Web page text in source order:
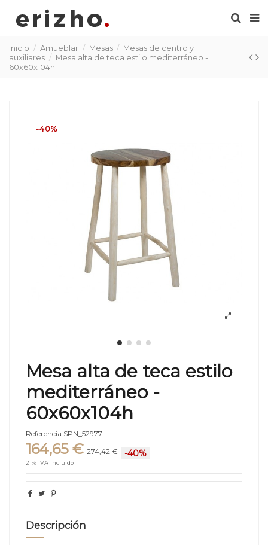
Inicio Amueblar Mesas
Mesas de centro y
auxiliares
Mesa alta de teca estilo mediterráneo -
60x60x104h
-40%
Mesa alta de teca estilo
mediterráneo -
60x60x104h
Referencia SPN_52977
164,65 € 274,42 € -40%
21% IVA incluido
Descripción